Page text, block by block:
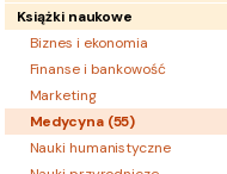
Książki naukowe
Biznes i ekonomia
Finanse i bankowość
Marketing
Medycyna (55)
Nauki humanistyczne